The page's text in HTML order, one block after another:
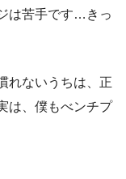
は苦手です…きっ
れないうちは、正
は、僕もべンチプ